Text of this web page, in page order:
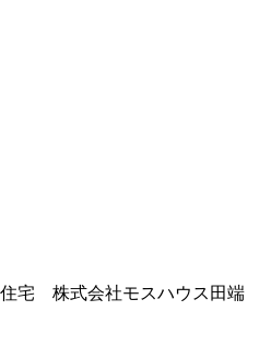
住宅 株式会社モスハウス田端